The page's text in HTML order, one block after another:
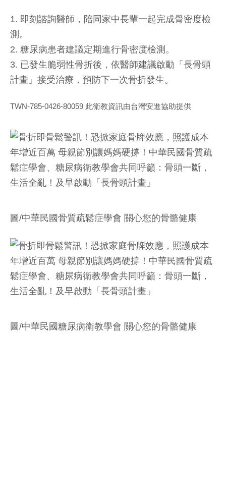
1. 即刻諮詢醫師，陪同家中長輩一起完成骨密度檢
測。
2. 糖尿病患者建議定期進行骨密度檢測。
3. 已發生脆弱性骨折後，依醫師建議啟動「長骨頭
計畫」接受治療，預防下一次骨折發生。
TWN-785-0426-80059 此衛教資訊由台灣安進協助提供
圖/中華民國骨質疏鬆症學會 關心您的骨骼健康
圖/中華民國糖尿病衛教學會 關心您的骨骼健康